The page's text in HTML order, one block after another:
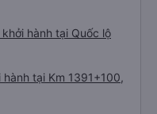
khởi hành tại Quốc lộ
hành tại Km 1391+100,